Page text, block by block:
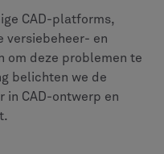
CAD-platforms,
versiebeheer- en
om deze problemen te
belichten we de
in CAD-ontwerp en